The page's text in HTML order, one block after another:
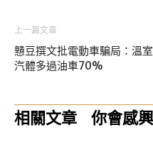
上一篇文章
戇豆撰文批電動車騙局：溫室
汽體多過油車70%
相關文章 你會感